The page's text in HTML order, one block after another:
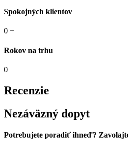
Spokojných klientov
0 +
Rokov na trhu
0
Recenzie
Nezáväzný dopyt
Potrebujete poradiť ihneď?